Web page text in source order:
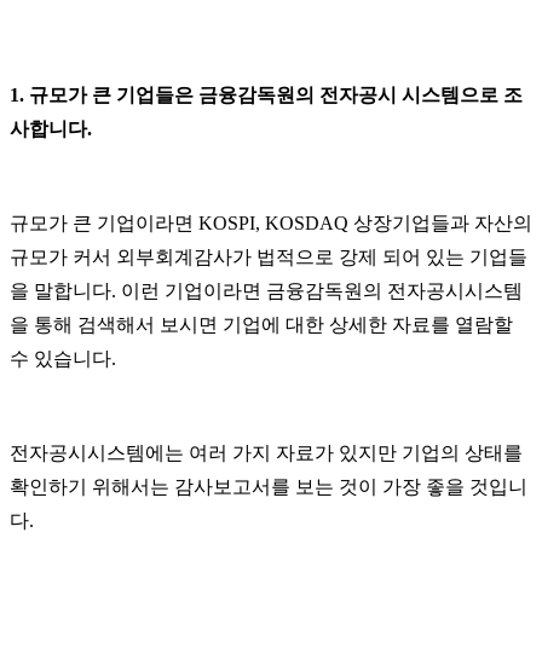
1. 규모가 큰 기업들은 금융감독원의 전자공시 시스템으로 조
사합니다.
규모가 큰 기업이라면 KOSPI, KOSDAQ 상장기업들과 자산의
규모가 커서 외부회계감사가 법적으로 강제 되어 있는 기업들
을 말합니다. 이런 기업이라면 금융감독원의 전자공시시스템
을 통해 검색해서 보시면 기업에 대한 상세한 자료를 열람할
수 있습니다.
전자공시시스템에는 여러 가지 자료가 있지만 기업의 상태를
확인하기 위해서는 감사보고서를 보는 것이 가장 좋을 것입니
다.